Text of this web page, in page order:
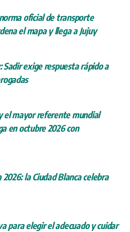
oficial de transporte
el mapa y llega a Jujuy
Sadir exige respuesta rápido a
el mayor referente mundial
en octubre 2026 con
la Ciudad Blanca celebra
para elegir el adecuado y cuidar